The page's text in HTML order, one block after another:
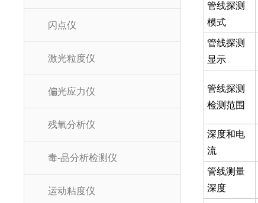
闪点仪
激光粒度仪
偏光应力仪
残氧分析仪
毒-品分析检测仪
运动粘度仪
管线探测
模式
管线探测
显示
管线探测
检测范围
深度和电
流
管线测量
深度